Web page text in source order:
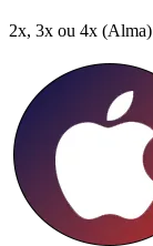
2x, 3x ou 4x (Alma)